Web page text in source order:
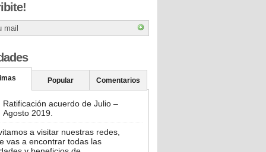
Popular Comentarios
Ratificación acuerdo de Julio –
Agosto 2019.
a visitar nuestras redes,
vas a encontrar todas las